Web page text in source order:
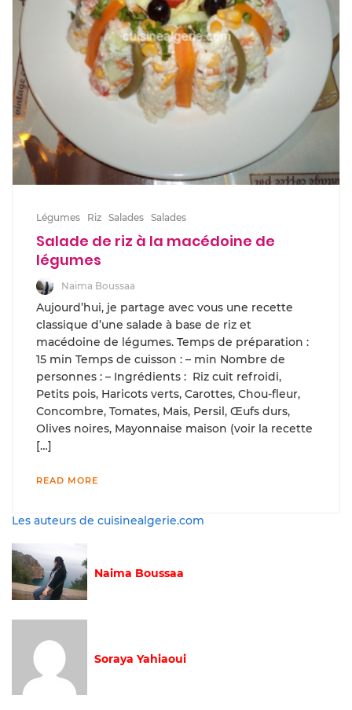
Légumes Riz Salades Salades
Salade de riz à la macédoine de
légumes
Naima Boussaa
Aujourd’hui, je partage avec vous une recette
classique d’une salade à base de riz et
macédoine de légumes. Temps de préparation :
15 min Temps de cuisson : – min Nombre de
personnes : – Ingrédients : Riz cuit refroidi,
Petits pois, Haricots verts, Carottes, Chou-fleur,
Concombre, Tomates, Mais, Persil, Œufs durs,
Olives noires, Mayonnaise maison (voir la recette
[…]
READ MORE
Les auteurs de cuisinealgerie.com
Naima Boussaa
Soraya Yahiaoui